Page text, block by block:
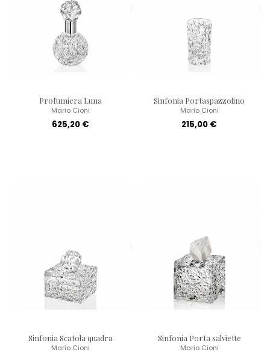
Profumiera Luna
Mario Cioni
625,20 €
Sinfonia Portaspazzolino
Mario Cioni
215,00 €
Sinfonia Scatola quadra
Mario Cioni
Sinfonia Porta salviette
Mario Cioni